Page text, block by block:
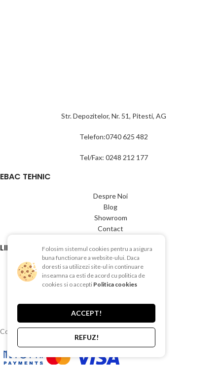
Str. Depozitelor, Nr. 51, Pitesti, AG
Telefon:0740 625 482
Tel/Fax: 0248 212 177
EBAC TEHNIC
Despre Noi
Blog
Showroom
Contact
LINK-URI UTILE
Termeni si conditii
Politica de Confientialitate
Politica de Cookies
Livrare si plata
Copyright © 2015-2025 EBAC TEHNIC
Folosim sistemul cookies pentru a asigura
buna functionare a website-ului. Daca
doresti sa utilizezi site-ul in continuare
inseamna ca esti de acord cu politica de
cookies si o accepti Politica cookies
ACCEPT!
REFUZ!